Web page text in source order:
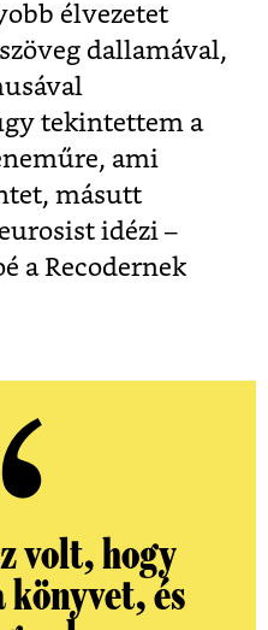
élvezetet
dallamával,
tekintettem a
ami
másutt
idézi –
a Recodernek
volt, hogy
könyvet, és